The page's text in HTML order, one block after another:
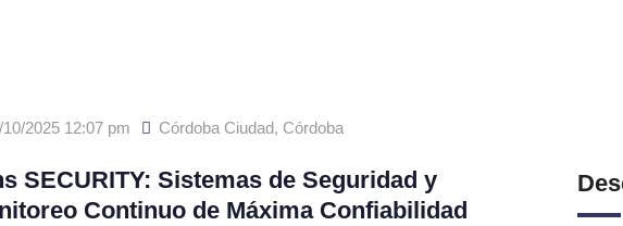
2025 12:07 pm Córdoba Ciudad, Córdoba
SECURITY: Sistemas de Seguridad y
Continuo de Máxima Confiabilidad